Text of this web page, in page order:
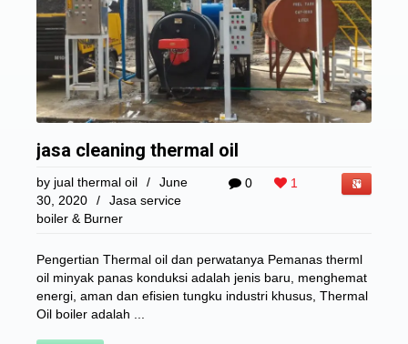
jasa cleaning thermal oil
0 1
by jual thermal oil /
June
30, 2020
/
Jasa service
boiler & Burner
Pengertian Thermal oil dan perwatanya Pemanas therml
oil minyak panas konduksi adalah jenis baru, menghemat
energi, aman dan efisien tungku industri khusus, Thermal
Oil boiler adalah ...